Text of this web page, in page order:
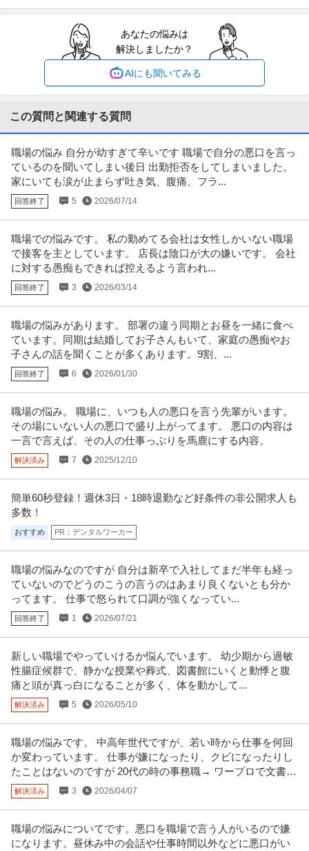
経理（財務会計） ／ 経理／土日祝休み／服装自由／賞与4か月分
／平均年齢30代／残業月10時間
昇給あり
年収300万円〜500万円
ア ※会員属性などに応じ、…続きを見る
法務・コンプライアンス ／ 「測量士・測量士補・測量助手」最新
ドローン・3Dレーザースキャナーを駆使する先進的測量技術者／
創業90年の強固なグループ基盤／京都・丸太町駅徒歩1分／完全週
休2日（土日祝）
ひかり司法書士法人
正社員 土日休み 高収入 完全週休2日制
年収800万円〜1,000万円
【職種】管理＞法務・コンプライアンス 【業種】士業＞その他 ※会員属性な
どに応じ、当該求人をビズリ
…続きを見る
提供：ビズリーチ
サビ管 研修修了証必須／サービス管理責任者／土日祝休み／就労
移行・定着支援
株式会社Kaien/Kaien秋葉原
月給31.8万円〜38.9万円
就労移行支援事業所にてサービス管理責任者の募集です＠千代田区 【業務内
容】 就労移行支援事業所にお…続きを見る
残業ほぼなし
有限会社石田電機
新着 正社員 交通費支給 学歴不問 昇給あり
月給25万円〜35万円
仕事内容：＼経理経験を活かして、安定企業で長く働きませんか？／ 創業40
提供：有限会社石田電機
社会福祉士 資格必須／医療ソーシャルワーカー／土日祝休み／M
SW／病院
医療法人社団真清の会/南多摩クリニック
正社員 交通費支給 昇給あり 土日休み
月給20万円〜30万円
＜土曜日・日曜日・祝日休み＞整形外科・内科・訪問診療クリニックにて訪
問診療相談員のお仕事です＠町田…続きを見る
ジャー）
株式会社マロー・サウンズ・カンパニー/ダイバーシティ篠崎
正社員 未経験OK 交通費支給 昇給あり
月給21.7万円〜33.6万円
＜年間休日125日以上＞居宅介護支援事業所にてケアマネジャーの募集です
この条件の求人をもっと見る
あなたの悩みは
解決しましたか？
AIにも聞いてみる
この質問と関連する質問
職場の悩み 自分が幼すぎて辛いです 職場で自分の悪口を言っ
ているのを聞いてしまい後日 出勤拒否をしてしまいました。
家にいても涙が止まらず吐き気、腹痛、フラ...
回答終了 5 2026/07/14
職場での悩みです。 私の勤めてる会社は女性しかいない職場
で接客を主としています。 店長は陰口が大の嫌いです。 会社
に対する愚痴もできれば控えるよう言われ...
回答終了 3 2026/03/14
職場の悩みがあります。 部署の違う同期とお昼を一緒に食べ
ています。同期は結婚してお子さんもいて、家庭の愚痴やお
子さんの話を聞くことが多くあります。9割、...
回答終了 6 2026/01/30
職場の悩み。 職場に、いつも人の悪口を言う先輩がいます。
その場にいない人の悪口で盛り上がってます。 悪口の内容は
一言で言えば、その人の仕事っぷりを馬鹿にする内容。
解決済み 7 2025/12/10
簡単60秒登録！週休3日・18時退勤など好条件の非公開求人も
多数！
おすすめ PR：デンタルワーカー
職場の悩みなのですが 自分は新卒で入社してまだ半年も経っ
ていないのでどうのこうの言うのはあまり良くないとも分か
ってます。 仕事で怒られて口調が強くなってい...
回答終了 1 2026/07/21
新しい職場でやっていけるか悩んでいます。 幼少期から過敏
性腸症候群で、静かな授業や葬式、図書館にいくと動悸と腹
痛と頭が真っ白になることが多く、体を動かして...
解決済み 5 2026/05/10
職場の悩みです。 中高年世代ですが、若い時から仕事を何回
か変わっています。 仕事が嫌になったり、クビになったりし
たことはないのですが 20代の時の事務職→ ワープロで文書作
成を主にしていたが
解決済み 3 2026/04/07
職場の悩みについてです。悪口を職場で言う人がいるので嫌
になります。昼休み中の会話や仕事時間以外などに悪口がい